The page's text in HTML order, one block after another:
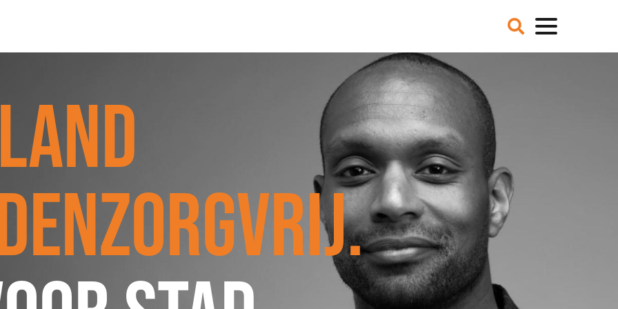
JONGEREN PERSPECTIEF FONDS
OVER ROOD
PLINKR NAZORG
DOORBRAAKMETHODE
COLLECTIEF SCHULDREGELEN
DE VOORZIENINGENWIJZER
VISIE EN MISSIE
HET TEAM
ONZE PARTNERS
VACATURES
IN DE MEDIA
OVER NCFG
NIEUWS
BLOGS